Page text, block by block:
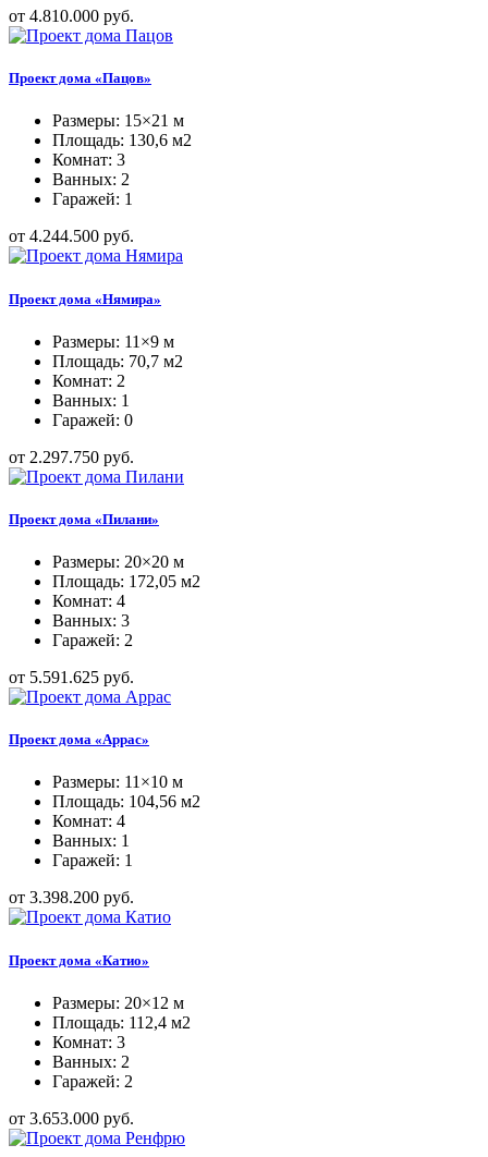
от 4.810.000 руб.
Проект дома «Пацов»
Размеры: 15×21 м
Площадь: 130,6 м2
Комнат: 3
Ванных: 2
Гаражей: 1
от 4.244.500 руб.
Проект дома «Нямира»
Размеры: 11×9 м
Площадь: 70,7 м2
Комнат: 2
Ванных: 1
Гаражей: 0
от 2.297.750 руб.
Проект дома «Пилани»
Размеры: 20×20 м
Площадь: 172,05 м2
Комнат: 4
Ванных: 3
Гаражей: 2
от 5.591.625 руб.
Проект дома «Аррас»
Размеры: 11×10 м
Площадь: 104,56 м2
Комнат: 4
Ванных: 1
Гаражей: 1
от 3.398.200 руб.
Проект дома «Катио»
Размеры: 20×12 м
Площадь: 112,4 м2
Комнат: 3
Ванных: 2
Гаражей: 2
от 3.653.000 руб.